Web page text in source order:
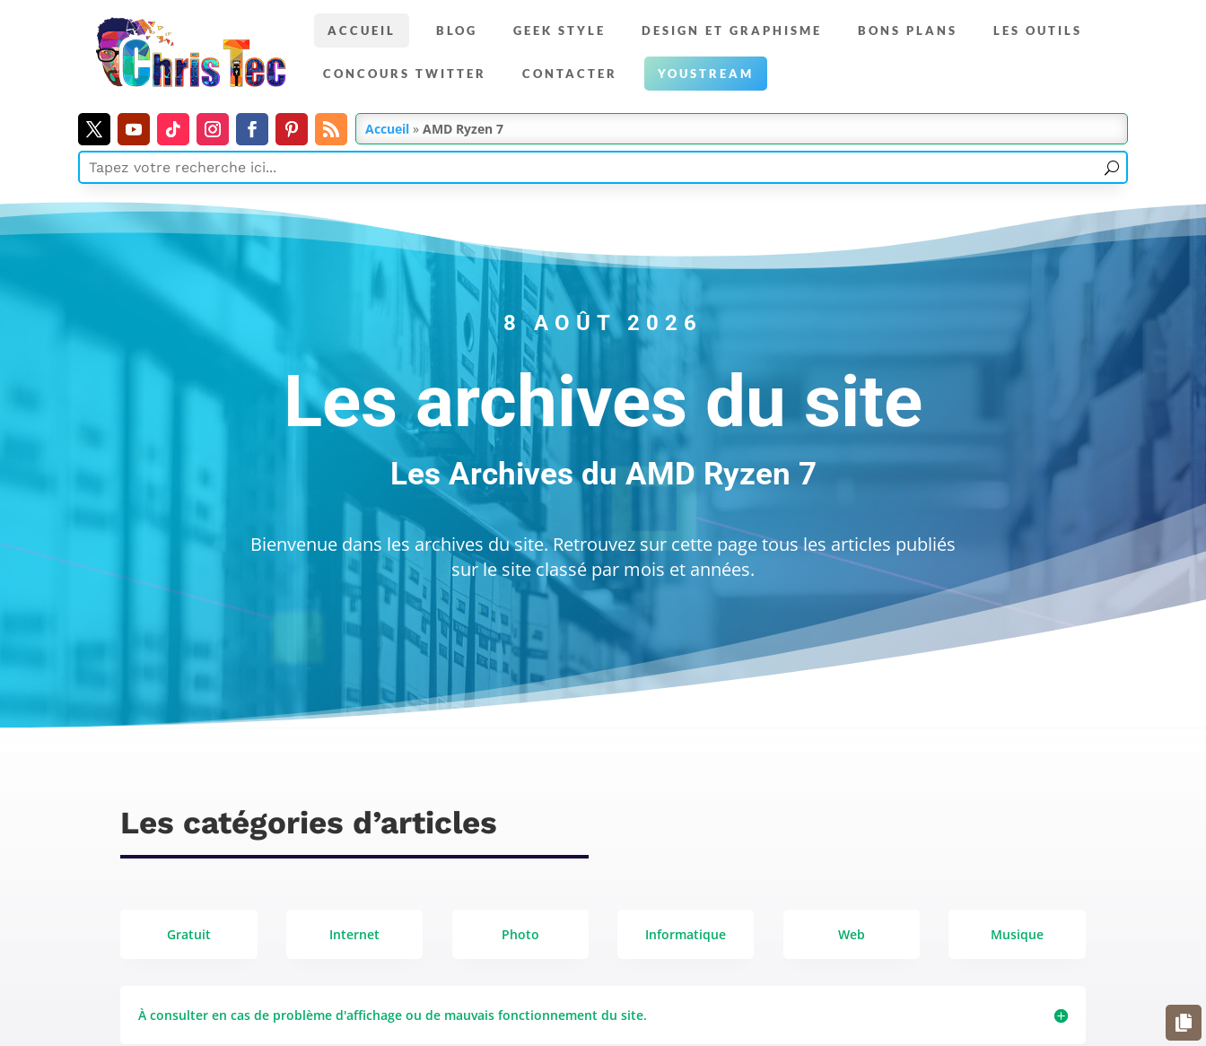
ACCUEIL BLOG GEEK STYLE DESIGN ET GRAPHISME BONS PLANS LES OUTILS
CONCOURS TWITTER CONTACTER YOUSTREAM
Accueil »AMD Ryzen 7
8 AOÛT 2026
Les archives du site
Les Archives du AMD Ryzen 7
Bienvenue dans les archives du site. Retrouvez sur cette page tous les articles publiés
sur le site classé par mois et années.
Les catégories d’articles
Gratuit Internet Photo Informatique Web Musique
À consulter en cas de problème d'affichage ou de mauvais fonctionnement du site.